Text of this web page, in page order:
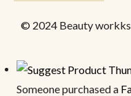
© 2024 Beauty
Someone purchased a